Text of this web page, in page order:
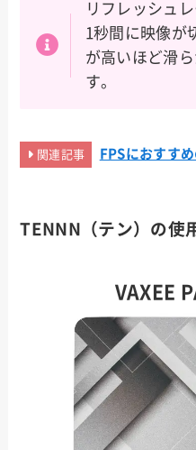
リフレッシュ
1秒間に映像が
が高いほど滑
す。
関連記事 FPSにおすす
TENNN（テン）の使
VAXEE